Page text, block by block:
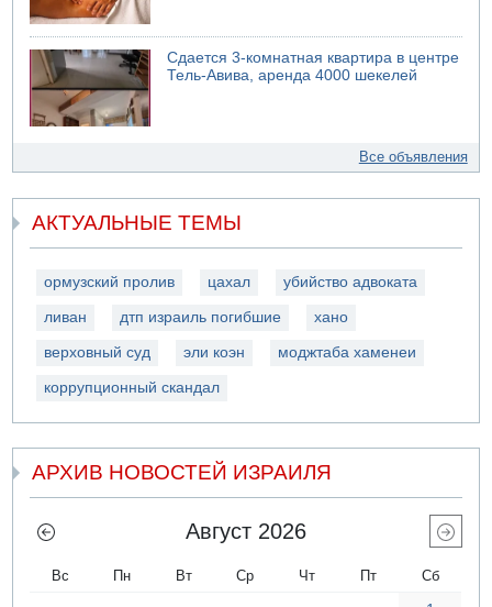
Сдается 3-комнатная квартира в центре
Тель-Авива, аренда 4000 шекелей
Все объявления
АКТУАЛЬНЫЕ ТЕМЫ
ормузский пролив цахал убийство адвоката
ливан дтп израиль погибшие хано
верховный суд эли коэн моджтаба хаменеи
коррупционный скандал
АРХИВ НОВОСТЕЙ ИЗРАИЛЯ
Август 2026
Вс Пн Вт Ср Чт Пт Сб